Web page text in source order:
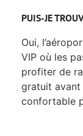
PUIS-JE
Oui,
VIP où les
profiter de
gratuit avant
confortable